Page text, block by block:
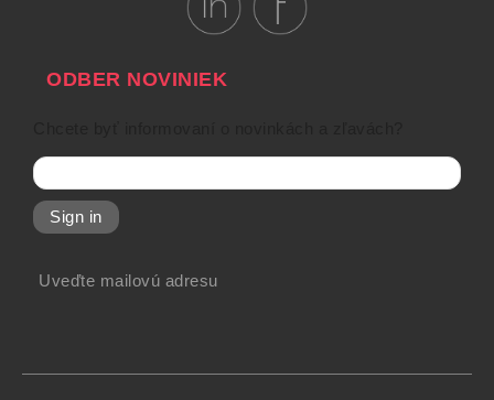
ODBER NOVINIEK
Sign in
Uveďte mailovú adresu